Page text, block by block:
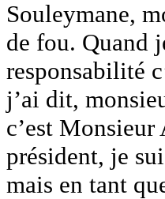
Souleymane,
de fou. Quand
responsabilité
j’ai dit,
c’est
président, je
mais en tant